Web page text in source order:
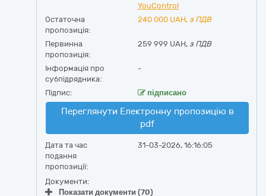
YouControl
Остаточна
пропозиція:
240 000 UAH, з ПДВ
Первинна
пропозиція:
259 999 UAH, з ПДВ
Інформація про
субпідрядника:
-
Підпис: підписано
Переглянути Електронну пропозицію в
pdf
Дата та час
подання
пропозиції:
31-03-2026, 16:16:05
Документи:
Показати документи (70)